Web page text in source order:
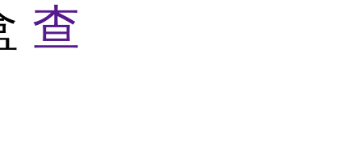
查